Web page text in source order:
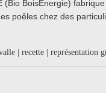
(Bio BoisÉnergie)
poêles chez des
| recette | représentation